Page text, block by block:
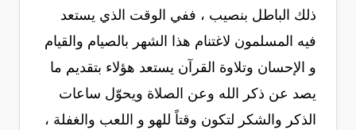
ذلك الباطل بنصيب ، ففي الوقت الذي يستعد
فيه المسلمون لاغتنام هذا الشهر بالصيام والقيام
و الإحسان وتلاوة القرآن يستعد هؤلاء بتقديم ما
يصد عن ذكر الله وعن الصلاة ويحوّل ساعات
الذكر والشكر لتكون وقتاً للهو و اللعب والغفلة ،